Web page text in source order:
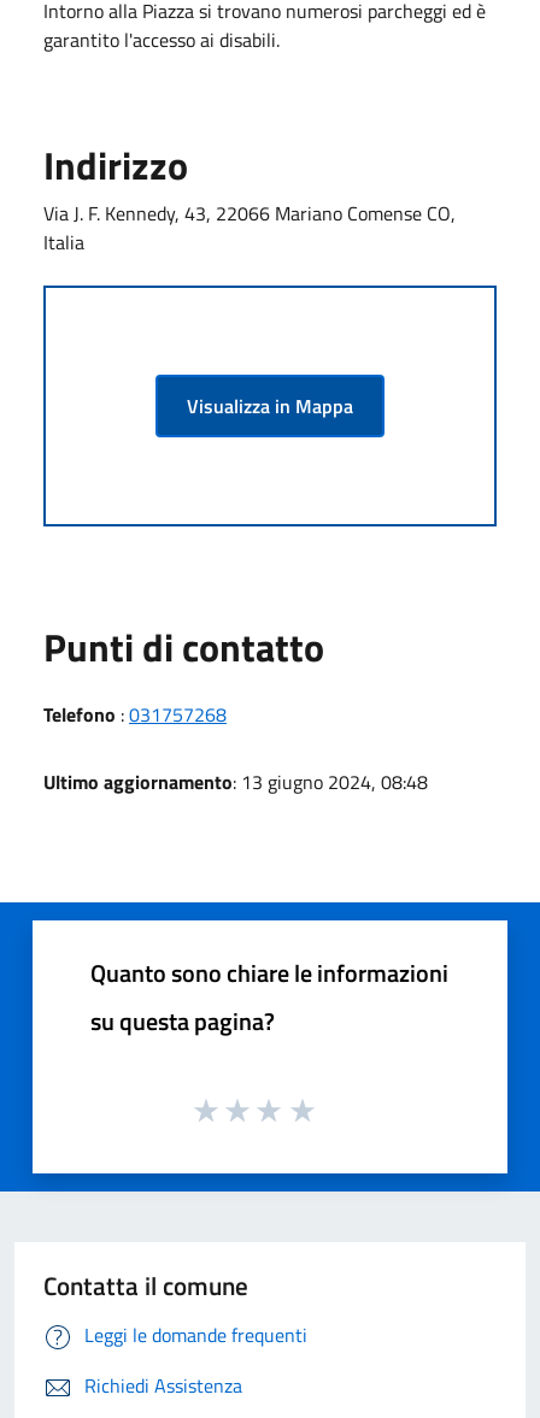
Intorno alla Piazza si trovano numerosi parcheggi ed è
garantito l'accesso ai disabili.
Indirizzo
Via J. F. Kennedy, 43, 22066 Mariano Comense CO,
Italia
Visualizza in Mappa
Punti di contatto
Telefono :031757268
Ultimo aggiornamento: 13 giugno 2024, 08:48
Quanto sono chiare le informazioni
su questa pagina?
Contatta il comune
Leggi le domande frequenti
Richiedi Assistenza